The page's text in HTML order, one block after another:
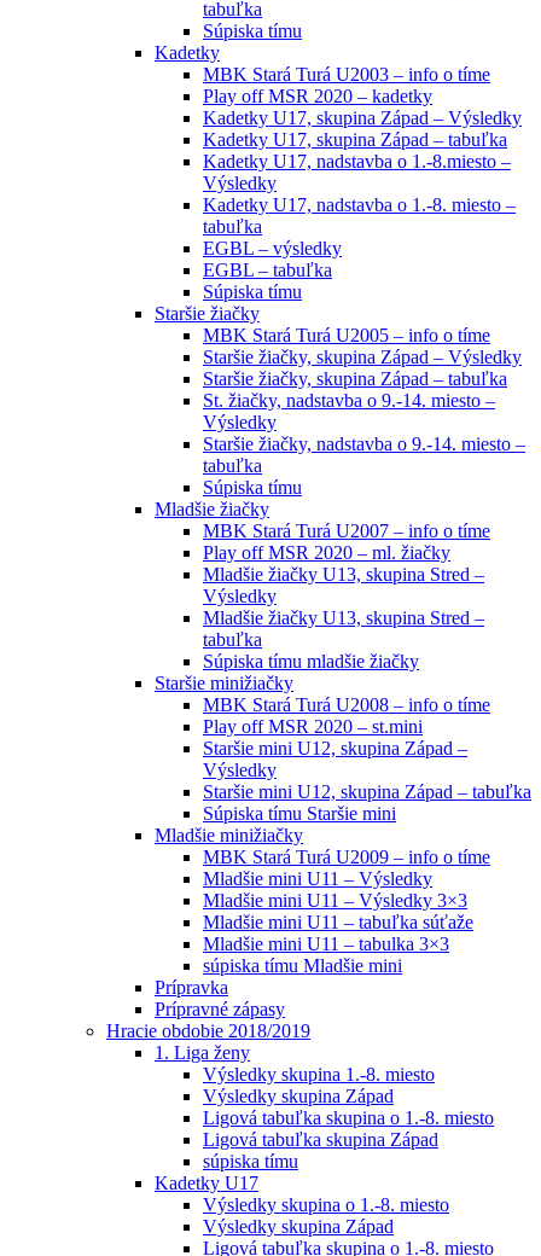
tabuľka
Súpiska tímu
Kadetky
MBK Stará Turá U2003 – info o tíme
Play off MSR 2020 – kadetky
Kadetky U17, skupina Západ – Výsledky
Kadetky U17, skupina Západ – tabuľka
Kadetky U17, nadstavba o 1.-8.miesto –
Výsledky
Kadetky U17, nadstavba o 1.-8. miesto –
tabuľka
EGBL – výsledky
EGBL – tabuľka
Súpiska tímu
Staršie žiačky
MBK Stará Turá U2005 – info o tíme
Staršie žiačky, skupina Západ – Výsledky
Staršie žiačky, skupina Západ – tabuľka
St. žiačky, nadstavba o 9.-14. miesto –
Výsledky
Staršie žiačky, nadstavba o 9.-14. miesto –
tabuľka
Súpiska tímu
Mladšie žiačky
MBK Stará Turá U2007 – info o tíme
Play off MSR 2020 – ml. žiačky
Mladšie žiačky U13, skupina Stred –
Výsledky
Mladšie žiačky U13, skupina Stred –
tabuľka
Súpiska tímu mladšie žiačky
Staršie minižiačky
MBK Stará Turá U2008 – info o tíme
Play off MSR 2020 – st.mini
Staršie mini U12, skupina Západ –
Výsledky
Staršie mini U12, skupina Západ – tabuľka
Súpiska tímu Staršie mini
Mladšie minižiačky
MBK Stará Turá U2009 – info o tíme
Mladšie mini U11 – Výsledky
Mladšie mini U11 – Výsledky 3×3
Mladšie mini U11 – tabuľka súťaže
Mladšie mini U11 – tabulka 3×3
súpiska tímu Mladšie mini
Prípravka
Prípravné zápasy
Hracie obdobie 2018/2019
1. Liga ženy
Výsledky skupina 1.-8. miesto
Výsledky skupina Západ
Ligová tabuľka skupina o 1.-8. miesto
Ligová tabuľka skupina Západ
súpiska tímu
Kadetky U17
Výsledky skupina o 1.-8. miesto
Výsledky skupina Západ
Ligová tabuľka skupina o 1.-8. miesto